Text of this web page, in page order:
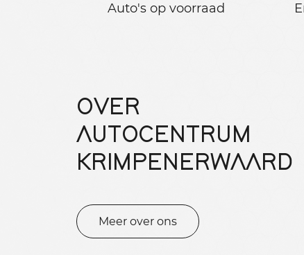
Auto's op voorraad
OVER
AUTOCENTRUM
KRIMPENERWAARD
Meer over ons